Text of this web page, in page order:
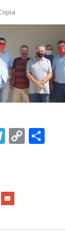
Telegram
Copy